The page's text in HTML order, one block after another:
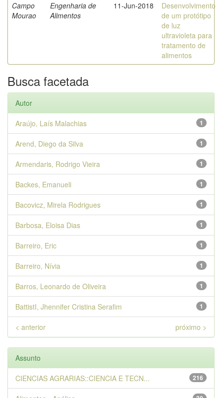
Campo
Mourao
Engenharia de
Alimentos
11-Jun-2018
Desenvolvimento
de um protótipo
de luz
ultravioleta para
tratamento de
alimentos
Busca facetada
Autor
1
Araújo, Laís Malachias
1
Arend, Diego da Silva
1
Armendaris, Rodrigo Vieira
1
Backes, Emanueli
1
Bacovicz, Mirela Rodrigues
1
Barbosa, Eloisa Dias
1
Barreiro, Eric
1
Barreiro, Nívia
1
Barros, Leonardo de Oliveira
1
BattistI, Jhennifer Cristina Serafim
< anterior próximo >
Assunto
216
CIENCIAS AGRARIAS::CIENCIA E TECN...